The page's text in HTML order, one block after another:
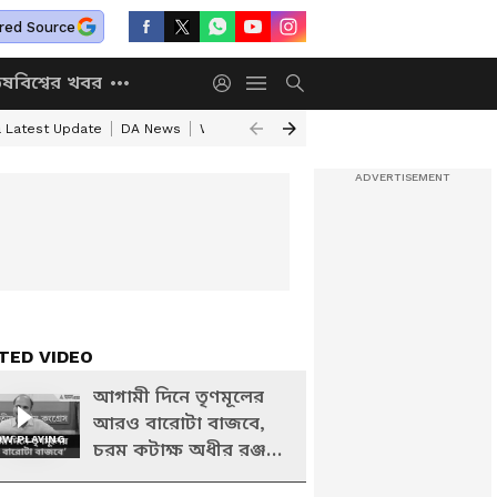
Source
বিশ্বের খবর
Latest Update DA News WB Annapurna Yojana New Portal
VIDEO
PLAYING
আগামী দিনে তৃণমূলের
আরও বারোটা বাজবে,
চরম কটাক্ষ অধীর রঞ্জন
চৌধুরীর